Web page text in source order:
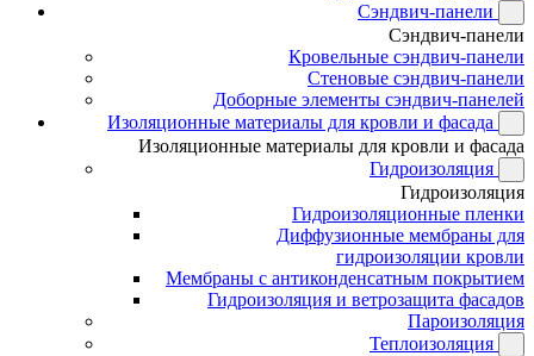
Сэндвич-панели
Сэндвич-панели
Кровельные сэндвич-панели
Стеновые сэндвич-панели
Доборные элементы сэндвич-панелей
Изоляционные материалы для кровли и фасада
Изоляционные материалы для кровли и фасада
Гидроизоляция
Гидроизоляция
Гидроизоляционные пленки
Диффузионные мембраны для
гидроизоляции кровли
Мембраны с антиконденсатным покрытием
Гидроизоляция и ветрозащита фасадов
Пароизоляция
Теплоизоляция